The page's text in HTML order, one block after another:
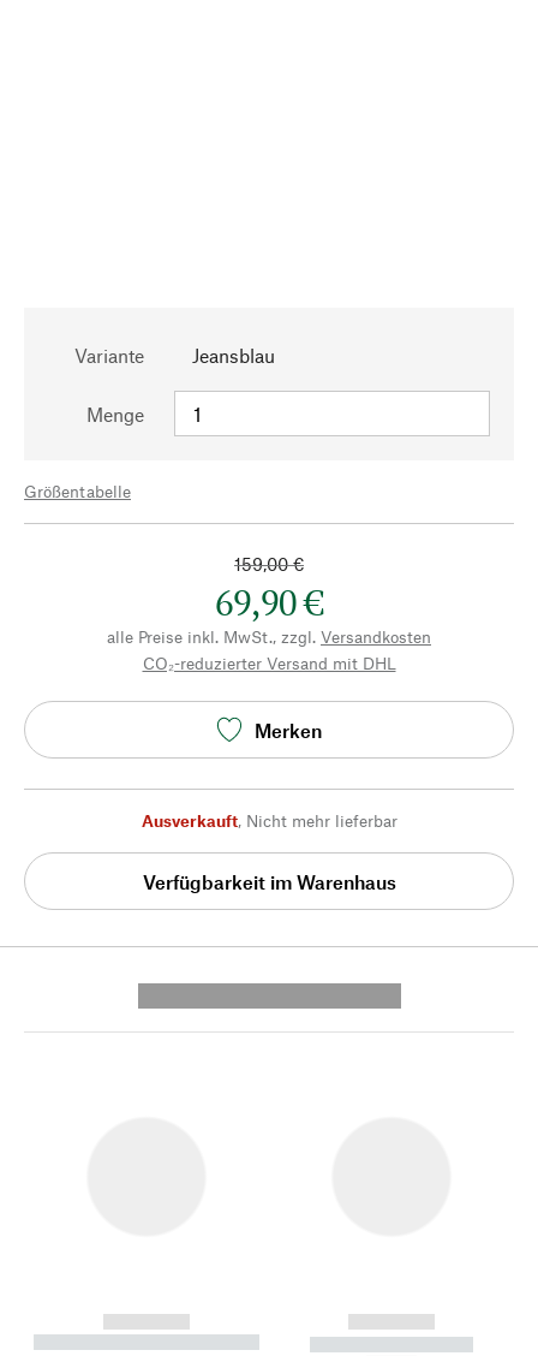
Variante Jeansblau
Menge
Größentabelle
159,00 €
69,90 €
alle Preise inkl. MwSt., zzgl. Versandkosten
CO₂-reduzierter Versand mit DHL
Merken
Ausverkauft, Nicht mehr lieferbar
Verfügbarkeit im Warenhaus
------------
----------- ----------- --------
------------
----------- -----------